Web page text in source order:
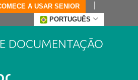
A USAR SENIOR
PORTUGUÊS
DOCUMENTAÇÃO